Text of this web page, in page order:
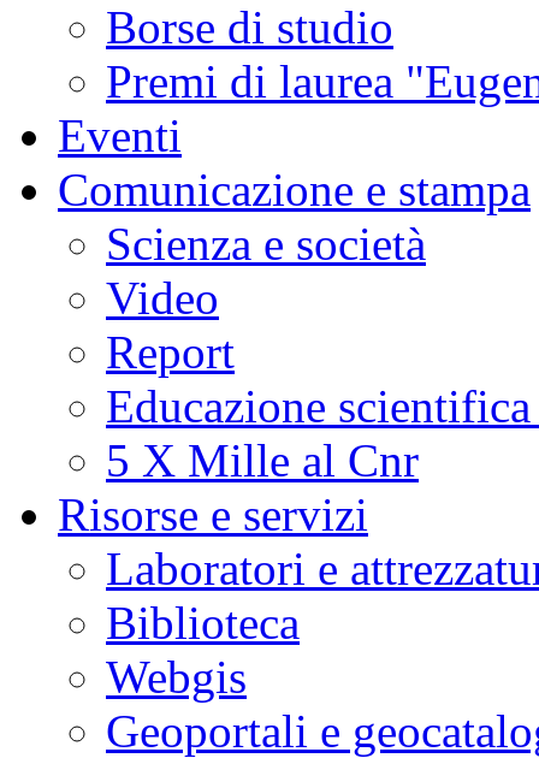
Borse di studio
Premi di laurea
Eventi
Comunicazione e stampa
Scienza e società
Video
Report
Educazione
5 X Mille al Cnr
Risorse e servizi
Laboratori e
Biblioteca
Webgis
Geoportali e